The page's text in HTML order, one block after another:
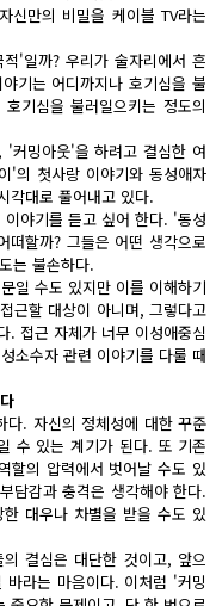
만의 비밀을 케이블 TV라는
'일까? 우리가 술자리에서 흔
기는 어디까지나 호기심을 불
기심을 불러일으키는 정도의
커밍아웃'을 하려고 결심한 여
'의 첫사랑 이야기와 동성애자
각대로 풀어내고 있다.
야기를 듣고 싶어 한다. '동성
떠할까? 그들은 어떤 생각으로
는 불손하다.
일 수도 있지만 이를 이해하기
근할 대상이 아니며, 그렇다고
. 접근 자체가 너무 이성애중심
소수자 관련 이야기를 다룰 때
다. 자신의 정체성에 대한 꾸준
수 있는 계기가 된다. 또 기존
할의 압력에서 벗어날 수도 있
담감과 충격은 생각해야 한다.
대우나 차별을 받을 수도 있
결심은 대단한 것이고, 앞으
라는 마음이다. 이처럼 '커밍